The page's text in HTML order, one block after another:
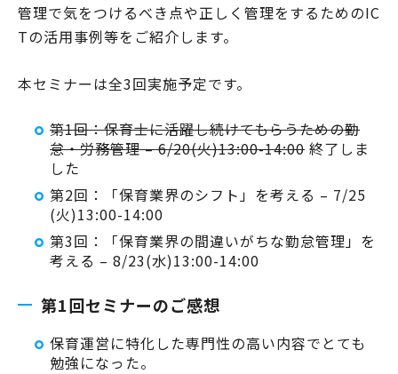
管理で気をつけるべき点や正しく管理をするためのIC
Tの活用事例等をご紹介します。
本セミナーは全3回実施予定です。
第1回：保育士に活躍し続けてもらうための勤
怠・労務管理 – 6/20(火)13:00-14:00 終了しま
した
第2回：「保育業界のシフト」を考える – 7/25
(火)13:00-14:00
第3回：「保育業界の間違いがちな勤怠管理」を
考える – 8/23(水)13:00-14:00
第1回セミナーのご感想
保育運営に特化した専門性の高い内容でとても
勉強になった。